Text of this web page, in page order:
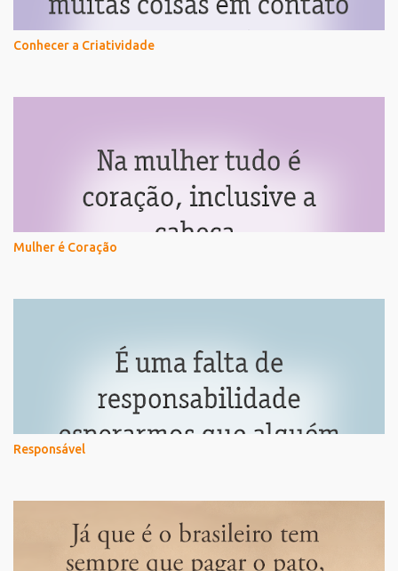
Conhecer a Criatividade
Mulher é Coração
Responsável